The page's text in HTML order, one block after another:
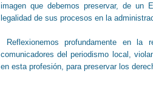
imagen que debemos preservar, de un
legalidad de sus procesos en la
Reflexionemos profundamente en la
comunicadores del periodismo local,
en esta profesión, para preservar los